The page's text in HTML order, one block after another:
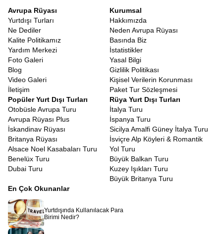
Avrupa Rüyası
Yurtdışı Turları
Ne Dediler
Kalite Politikamız
Yardım Merkezi
Foto Galeri
Blog
Video Galeri
İletişim
Kurumsal
Hakkımızda
Neden Avrupa Rüyası
Basında Biz
İstatistikler
Yasal Bilgi
Gizlilik Politikası
Kişisel Verilerin Korunması
Paket Tur Sözleşmesi
Popüler Yurt Dışı Turları
Otobüsle Avrupa Turu
Avrupa Rüyası Plus
İskandinav Rüyası
Britanya Rüyası
Alsace Noel Kasabaları Turu
Benelüx Turu
Dubai Turu
Rüya Yurt Dışı Turları
İtalya Turu
İspanya Turu
Sicilya Amalfi Güney İtalya Turu
İsviçre Alp Köyleri & Romantik
Yol Turu
Büyük Balkan Turu
Kuzey Işıkları Turu
Büyük Britanya Turu
En Çok Okunanlar
Yurtdışında Kullanılacak Para
Birimi Nedir?